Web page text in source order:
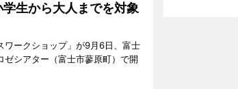
学生から大人までを対象
ワークショップ」が9月6日、富士
ゼシアター（富士市蓼原町）で開